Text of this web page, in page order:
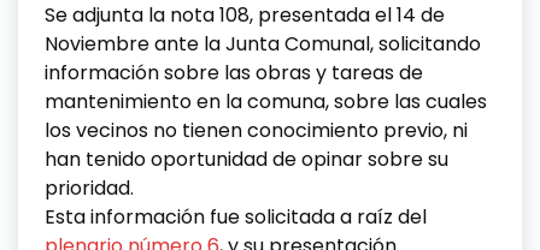
Se adjunta la nota 108, presentada el 14 de
Noviembre ante la Junta Comunal, solicitando
información sobre las obras y tareas de
mantenimiento en la comuna,sobre las cuales
los vecinos no tienen conocimiento previo, ni
han tenido oportunidad de opinarsobresu
prioridad.
Esta información fue solicitada a raíz del